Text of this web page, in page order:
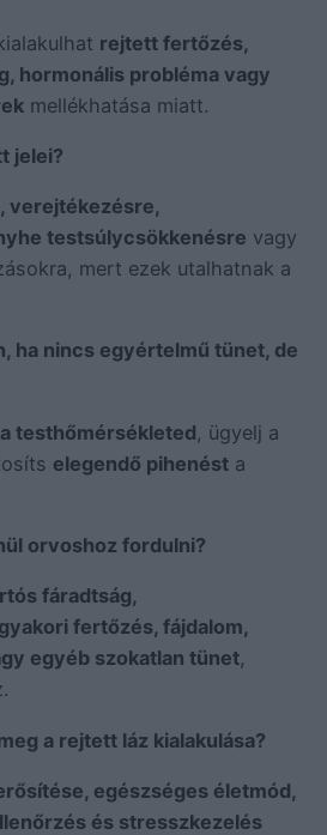
rejtett fertőzés,
hormonális probléma vagy
mellékhatása miatt.
jelei?
verejtékezésre,
testsúlycsökkenésre vagy
mert ezek utalhatnak a
ha nincs egyértelmű tünet, de
testhőmérsékleted, ügyelj a
elegendő pihenést a
orvoshoz fordulni?
fáradtság,
fertőzés, fájdalom,
egyéb szokatlan tünet,
a rejtett láz kialakulása?
egészséges életmód,
és stresszkezelés